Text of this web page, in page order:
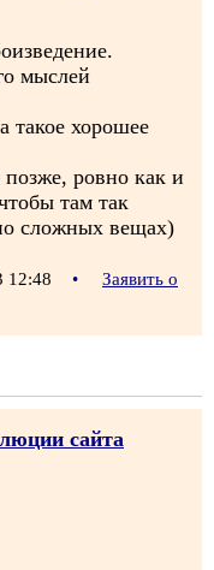
мыслей
такое хорошее
позже, ровно как и
там так
сложных вещах)
12:48 •
Заявить о
сайта